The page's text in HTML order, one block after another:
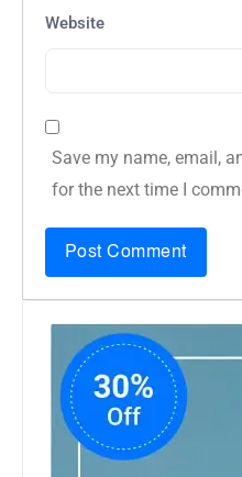
Website
Save my name, email,
for the next time I